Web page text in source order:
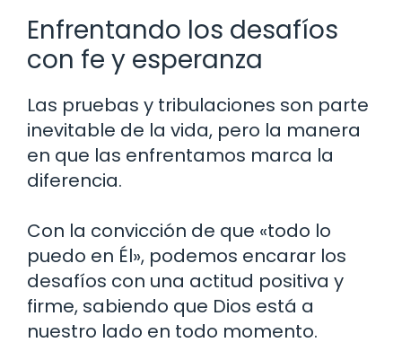
Enfrentando los desafíos
con fe y esperanza
Las pruebas y tribulaciones son parte
inevitable de la vida, pero la manera
en que las enfrentamos marca la
diferencia.
Con la convicción de que «todo lo
puedo en Él», podemos encarar los
desafíos con una actitud positiva y
firme, sabiendo que Dios está a
nuestro lado en todo momento.